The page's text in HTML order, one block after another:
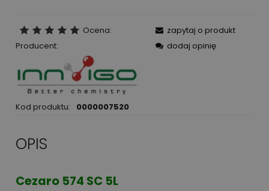
Ocena:
Producent:
Kod produktu: 0000007520
zapytaj o produkt
dodaj opinię
OPIS
Cezaro 574 SC 5L